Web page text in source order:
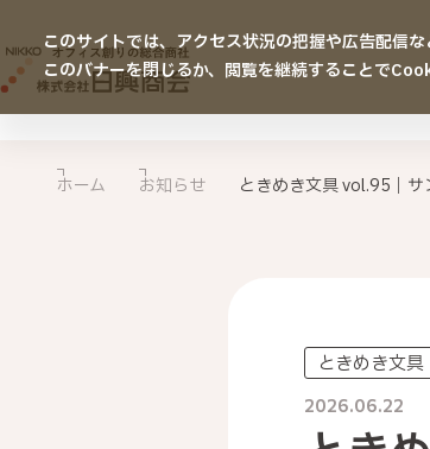
このサイトでは、アクセス状況の把握や広告配信
このバナーを閉じるか、閲覧を継続することで
ホーム お知らせ ときめき文具 vol.95｜サ
ときめき文具
2026.06.22